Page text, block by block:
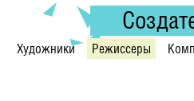
Художники Режиссеры